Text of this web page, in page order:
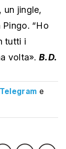
un jingle,
“Ho
tutti i
volta».B.D.
Telegram e